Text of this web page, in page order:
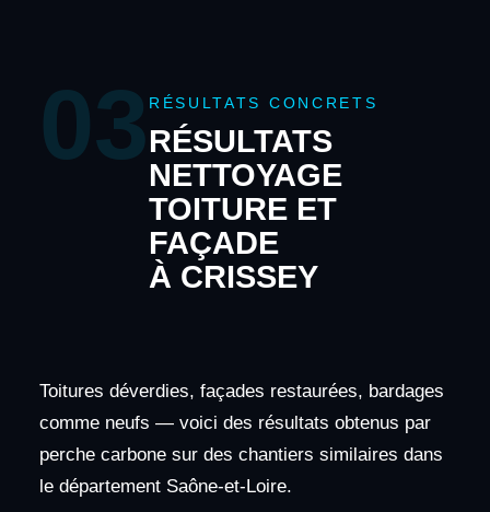
03 RÉSULTATS CONCRETS
RÉSULTATS
NETTOYAGE
TOITURE ET
FAÇADE
À CRISSEY
Toitures déverdies, façades restaurées, bardages
comme neufs — voici des résultats obtenus par
perche carbone sur des chantiers similaires dans
le département Saône-et-Loire.